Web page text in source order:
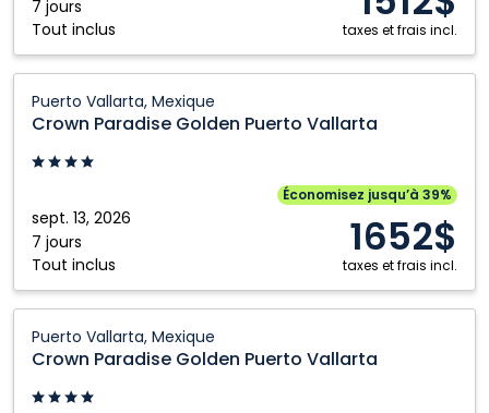
7 jours
Tout inclus
taxes et frais incl.
Vallarta,
Mexique
Puerto Vallarta, Mexique
Crown Paradise Golden Puerto Vallarta
sept. 13, 2026
7 jours
Tout inclus
Économisez jusqu’à 39%
1652$
taxes et frais incl.
Paradise
Golden
Puerto
Puerto
Vallarta,
Mexique
Puerto Vallarta, Mexique
Crown Paradise Golden Puerto Vallarta
Paradise
Golden
Puerto